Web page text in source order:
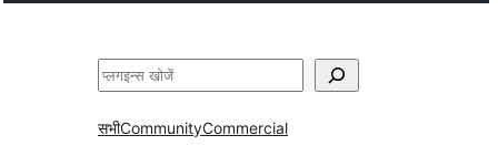
खोजें
सभीCommunityCommercial